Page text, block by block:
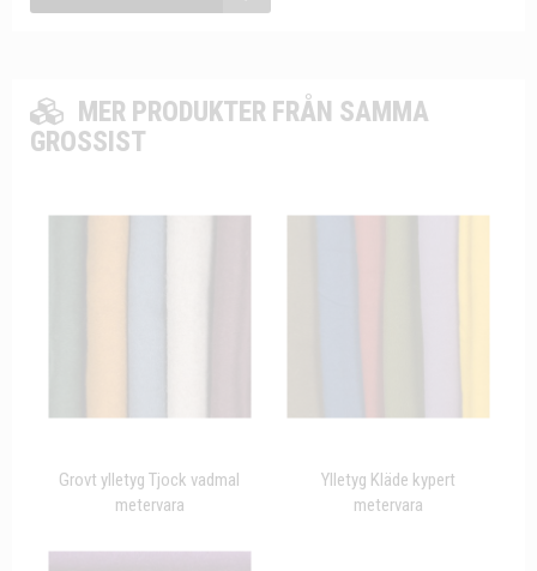
MER PRODUKTER FRÅN SAMMA
GROSSIST
Grovt ylletyg Tjock vadmal
metervara
Ylletyg Kläde kypert
metervara